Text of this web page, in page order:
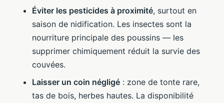
Éviter les pesticides à proximité, surtout en
saison de nidification. Les insectes sont la
nourriture principale des poussins — les
supprimer chimiquement réduit la survie des
couvées.
Laisser un coin négligé : zone de tonte rare,
tas de bois, herbes hautes. La disponibilité